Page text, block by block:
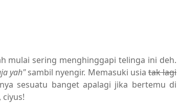
mulai sering menghinggapi telinga ini deh.
yah"sambil nyengir. Memasuki usia tak lagi
sesuatu banget apalagi jika bertemu di